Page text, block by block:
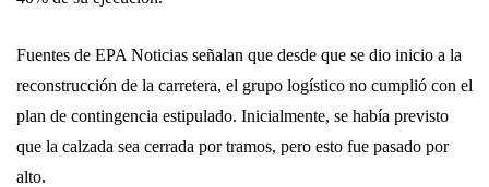
Fuentes de EPA Noticias señalan que desde que se dio inicio a la
reconstrucción de la carretera, el grupo logístico no cumplió con el
plan de contingencia estipulado. Inicialmente, se había previsto
que la calzada sea cerrada por tramos, pero esto fue pasado por
alto.